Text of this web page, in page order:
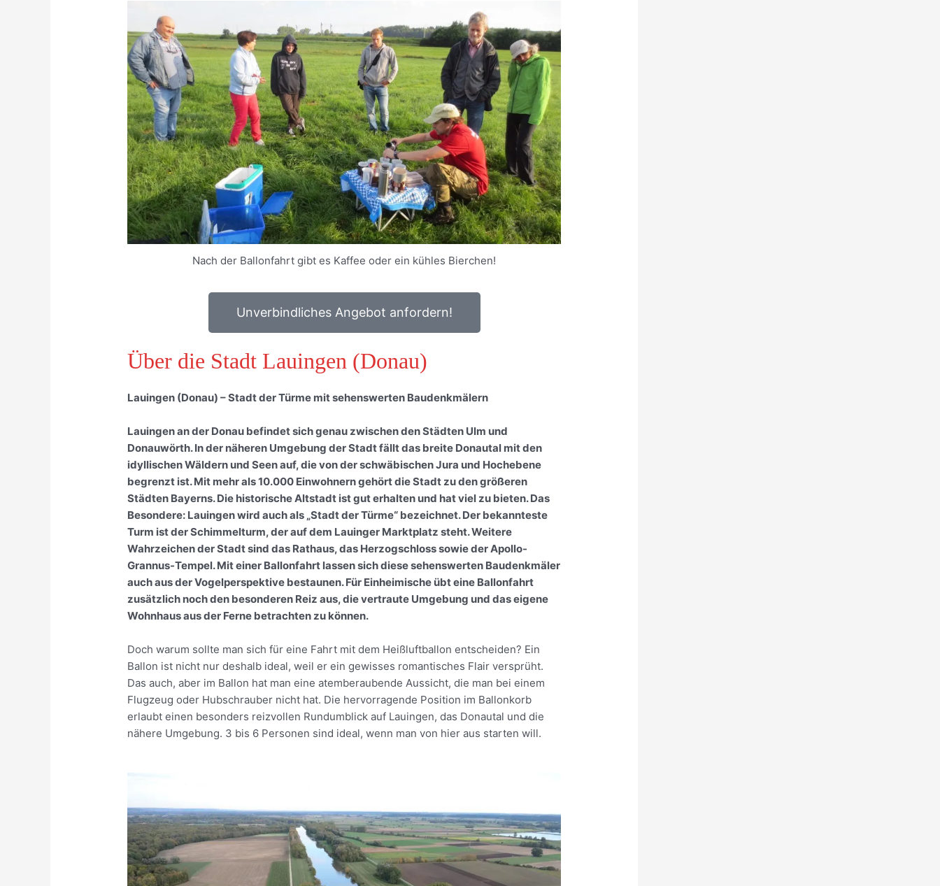
Nach der Ballonfahrt gibt es Kaffee oder ein kühles Bierchen!
Unverbindliches Angebot anfordern!
Über die Stadt Lauingen (Donau)
Lauingen (Donau) – Stadt der Türme mit sehenswerten Baudenkmälern
Lauingen an der Donau befindet sich genau zwischen den Städten Ulm und
Donauwörth. In der näheren Umgebung der Stadt fällt das breite Donautal mit den
idyllischen Wäldern und Seen auf, die von der schwäbischen Jura und Hochebene
begrenzt ist. Mit mehr als 10.000 Einwohnern gehört die Stadt zu den größeren
Städten Bayerns. Die historische Altstadt ist gut erhalten und hat viel zu bieten. Das
Besondere: Lauingen wird auch als „Stadt der Türme“ bezeichnet. Der bekannteste
Turm ist der Schimmelturm, der auf dem Lauinger Marktplatz steht. Weitere
Wahrzeichen der Stadt sind das Rathaus, das Herzogschloss sowie der Apollo-
Grannus-Tempel. Mit einer Ballonfahrt lassen sich diese sehenswerten Baudenkmäler
auch aus der Vogelperspektive bestaunen. Für Einheimische übt eine Ballonfahrt
zusätzlich noch den besonderen Reiz aus, die vertraute Umgebung und das eigene
Wohnhaus aus der Ferne betrachten zu können.
Doch warum sollte man sich für eine Fahrt mit dem Heißluftballon entscheiden? Ein
Ballon ist nicht nur deshalb ideal, weil er ein gewisses romantisches Flair versprüht.
Das auch, aber im Ballon hat man eine atemberaubende Aussicht, die man bei einem
Flugzeug oder Hubschrauber nicht hat. Die hervorragende Position im Ballonkorb
erlaubt einen besonders reizvollen Rundumblick auf Lauingen, das Donautal und die
nähere Umgebung. 3 bis 6 Personen sind ideal, wenn man von hier aus starten will.